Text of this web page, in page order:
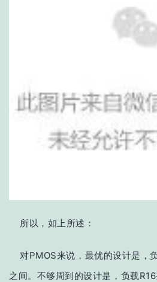
所以，如上所述：
对PMOS来说，最优的设计是，
之间。不够周到的设计是，负载R16